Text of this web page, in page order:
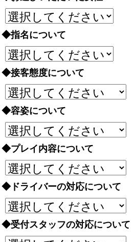
◆指名について
◆接客態度について
◆容姿について
◆プレイ内容について
◆ドライバーの対応について
◆受付スタッフの対応について